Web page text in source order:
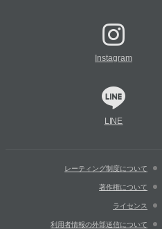
Instagram
LINE
レーティング制度について
著作権について
ライセンス
利用者情報の外部送信について